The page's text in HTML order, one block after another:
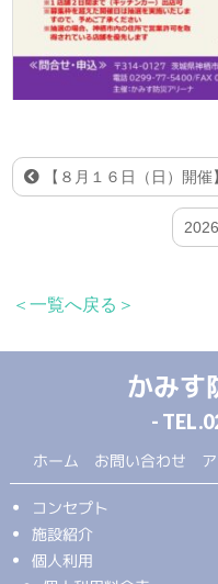
【８月１６日（日）開
＜一覧へ戻る＞
かみす
- TEL.
ホーム お問い合わせ
コンセプト
施設紹介
個人利用